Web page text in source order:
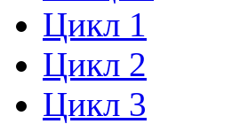
Цикл 1
Цикл 2
Цикл 3